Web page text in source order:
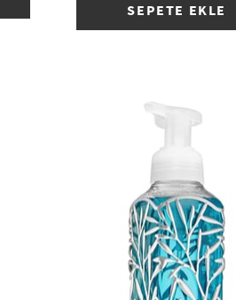
SEPETE EKLE